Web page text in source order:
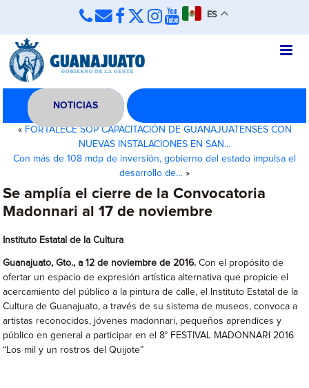
ES
NOTICIAS
« FORTALECE SOP CAPACITACIÓN DE GUANAJUATENSES CON
NUEVAS INSTALACIONES EN SAN…
Con más de 108 mdp de inversión, gobierno del estado impulsa el
desarrollo de… »
Se amplía el cierre de la Convocatoria
Madonnari al 17 de noviembre
Instituto Estatal de la Cultura
Guanajuato, Gto., a 12 de noviembre de 2016. Con el propósito de
ofertar un espacio de expresión artística alternativa que propicie el
acercamiento del público a la pintura de calle, el Instituto Estatal de la
Cultura de Guanajuato, a través de su sistema de museos, convoca a
artistas reconocidos, jóvenes madonnari, pequeños aprendices y
público en general a participar en el 8° FESTIVAL MADONNARI 2016
“Los mil y un rostros del Quijote”